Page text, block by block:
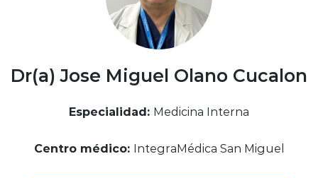
Especialidades y Servicios
Telemedicina Blua
Dr(a) Jose Miguel Olano Cucalon
Especialidad: Medicina Interna
Centro médico: IntegraMédica San Miguel